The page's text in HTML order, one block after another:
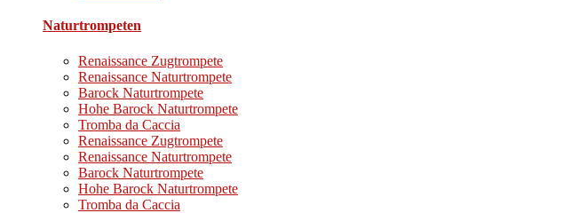
Naturtrompeten
Renaissance Zugtrompete
Renaissance Naturtrompete
Barock Naturtrompete
Hohe Barock Naturtrompete
Tromba da Caccia
Renaissance Zugtrompete
Renaissance Naturtrompete
Barock Naturtrompete
Hohe Barock Naturtrompete
Tromba da Caccia